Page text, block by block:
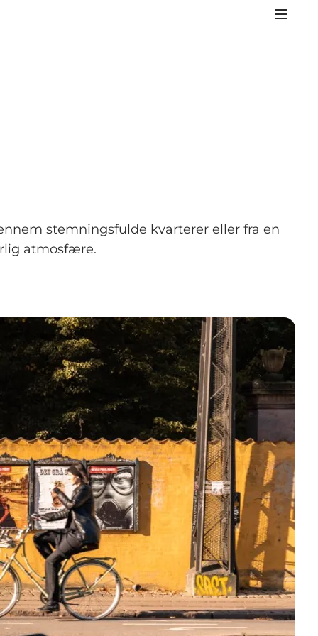
stemningsfulde kvarterer eller fra en
atmosfære.